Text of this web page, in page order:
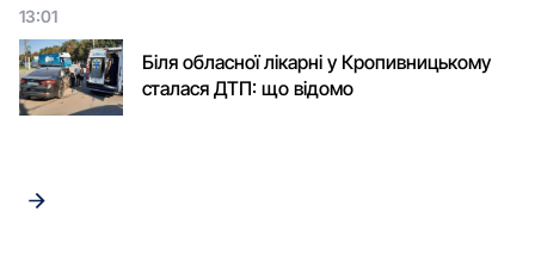
13:01
Біля обласної лікарні у Кропивницькому
сталася ДТП: що відомо